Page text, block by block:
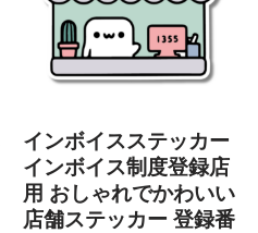
インボイスステッカー
インボイス制度登録店
用 おしゃれでかわいい
店舗ステッカー 登録番